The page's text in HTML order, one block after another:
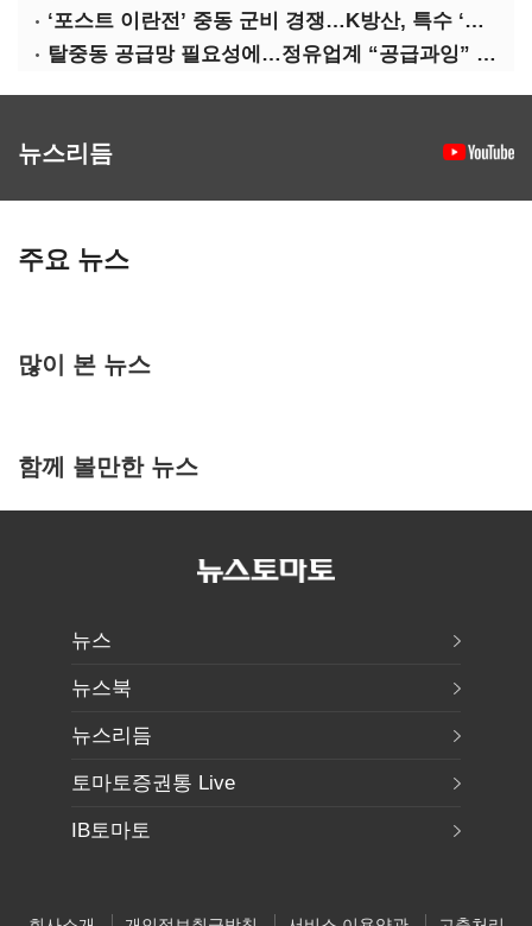
‘포스트 이란전’ 중동 군비 경쟁…K방산, 특수 ‘기대’
탈중동 공급망 필요성에…정유업계 “공급과잉” 난색
뉴스리듬
주요 뉴스
많이 본 뉴스
함께 볼만한 뉴스
뉴스
뉴스북
뉴스리듬
토마토증권통 Live
IB토마토